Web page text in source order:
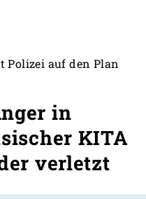
auf den Plan
in
KITA
verletzt